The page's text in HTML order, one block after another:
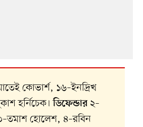
কোভার্শ, ১৬–ইনদ্রিখ
হর্নিচেক।ডিফেন্ডার২–
হোলেশ, ৪–রবিন